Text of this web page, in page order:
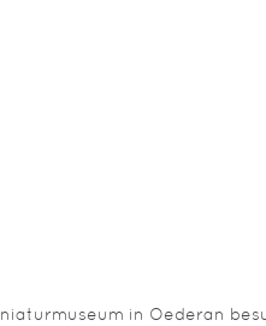
in Oederan